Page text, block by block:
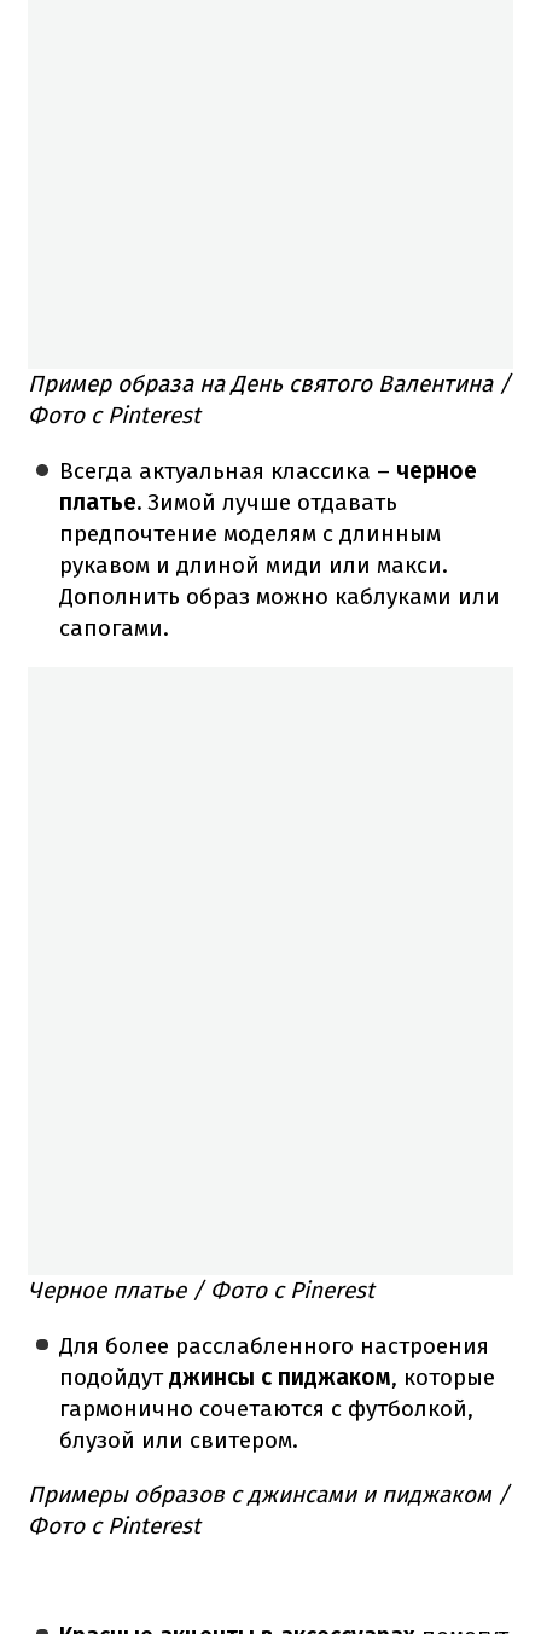
Пример образа на День святого Валентина /
Фото с Pinterest
Всегда актуальная классика – черное
платье. Зимой лучше отдавать
предпочтение моделям с длинным
рукавом и длиной миди или макси.
Дополнить образ можно каблуками или
сапогами.
Черное платье / Фото с Pinerest
Для более расслабленного настроения
подойдутджинсы с пиджаком, которые
гармонично сочетаются с футболкой,
блузой или свитером.
Примеры образов с джинсами и пиджаком /
Фото с Pinterest